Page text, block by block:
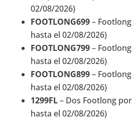
02/08/2026)
FOOTLONG699– Footlong
hasta el 02/08/2026)
FOOTLONG799– Footlong
hasta el 02/08/2026)
FOOTLONG899– Footlong
hasta el 02/08/2026)
1299FL– Dos Footlong por
hasta el 02/08/2026)